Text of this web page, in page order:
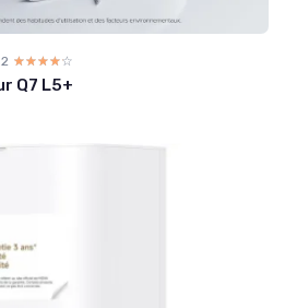
☆☆☆☆☆
★★★★★
Q7 L5+